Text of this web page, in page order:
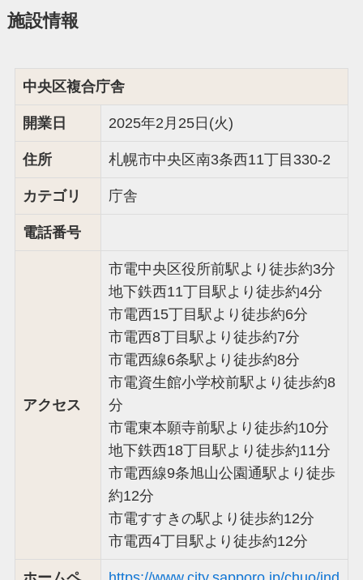
施設情報
中央区複合庁舎
開業日 2025年2月25日(火)
住所 札幌市中央区南3条西11丁目330-2
カテゴリ 庁舎
電話番号
アクセス
市電中央区役所前駅より徒歩約3分
地下鉄西11丁目駅より徒歩約4分
市電西15丁目駅より徒歩約6分
市電西8丁目駅より徒歩約7分
市電西線6条駅より徒歩約8分
市電資生館小学校前駅より徒歩約8
分
市電東本願寺前駅より徒歩約10分
地下鉄西18丁目駅より徒歩約11分
市電西線9条旭山公園通駅より徒歩
約12分
市電すすきの駅より徒歩約12分
市電西4丁目駅より徒歩約12分